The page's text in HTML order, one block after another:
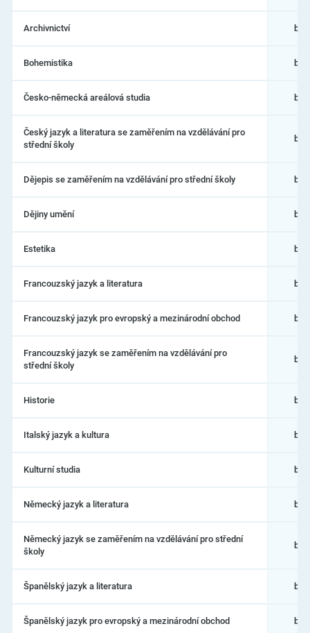
fakulta
Archivnictví
Bohemistika
Česko-německá areálová studia
Český jazyk a literatura se zaměřením na vzdělávání pro
střední školy
Dějepis se zaměřením na vzdělávání pro střední školy
Dějiny umění
Estetika
Francouzský jazyk a literatura
Francouzský jazyk pro evropský a mezinárodní obchod
Francouzský jazyk se zaměřením na vzdělávání pro
střední školy
Historie
Italský jazyk a kultura
Kulturní studia
Německý jazyk a literatura
Německý jazyk se zaměřením na vzdělávání pro střední
školy
Španělský jazyk a literatura
Španělský jazyk pro evropský a mezinárodní obchod